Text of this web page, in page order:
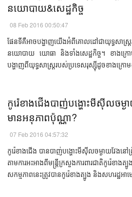
នយោបាយ​​&សេដ្ឋកិច្ច​​
08 Feb 2016 00:50:47
ផែន​ទី​គឺ​អាច​បង្ហាញ​យើង​អំពី​​គោលដៅ​ជា​​យុទ្ធសា
នយោបាយ​ ​យោធា​ និង​ទាំង​សេដ្ឋកិច្ច។ ​ខាង​ក្រោ
បង្ហាញ​ពី​យុទ្ធសាស្ត្រ​របស់ប្រទេស​រុស្ស៊ី​ដូច​ខាង​ក្រោ
កូរ៉េខាងជើង​បាញ់​បង្ហោះ​មីស៊ីល​​ចម្ងា
មាន​អនុភាព​ប៉ុណ្ណា?​
07 Feb 2016 04:57:32
កូរ៉េខាងជើង​ បាន​បាញ់​បង្ហោះ​​មីស៊ីល​ចម្ងាយ​វែង​​នៅ​ព្
តាម​ការ​អះអាង​ពី​​មន្ត្រី​ក្រសួង​ការពារ​ជាតិ​កូរ៉េខាងត្បូ
សកម្មភាព​នេះ​ត្រូវ​បាន​កូរ៉េខាងត្បូង​ ​និង​សហរដ្ឋ​